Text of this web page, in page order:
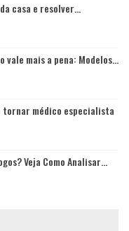
casa e resolver…
vale mais a pena: Modelos…
tornar médico especialista
Veja Como Analisar…